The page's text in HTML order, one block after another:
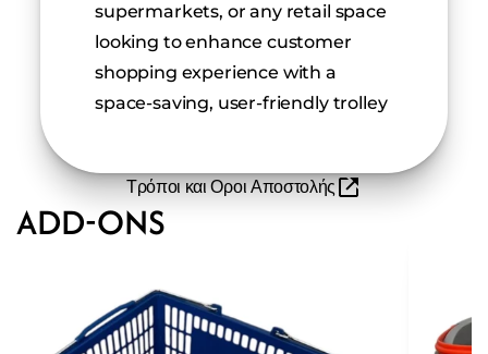
supermarkets, or any retail space
looking to enhance customer
shopping experience with a
space-saving, user-friendly trolley
Τρόποι και Οροι Αποστολής
ADD-ONS